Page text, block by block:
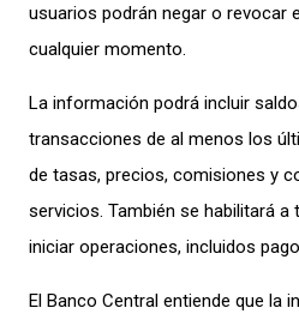
usuarios podrán negar o revocar
cualquier momento.
La información podrá incluir
transacciones de al menos los
de tasas, precios, comisiones y
servicios. También se habilitará
iniciar operaciones, incluidos
El Banco Central entiende que la